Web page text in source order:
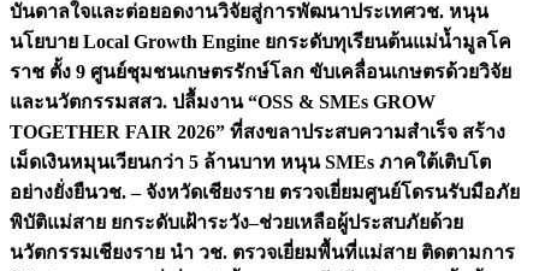
บันดาลใจและต่อยอดงานวิจัยสู่การพัฒนาประเทศวช. หนุน
นโยบาย Local Growth Engine ยกระดับทุเรียนต้นแม่น้ำมูลโค
ราช ตั้ง 9 ศูนย์ชุมชนเกษตรรักษ์โลก ขับเคลื่อนเกษตรด้วยวิจัย
และนวัตกรรมสสว. ปลื้มงาน “OSS & SMEs GROW
TOGETHER FAIR 2026” ที่สงขลาประสบความสำเร็จ สร้าง
เม็ดเงินหมุนเวียนกว่า 5 ล้านบาท หนุน SMEs ภาคใต้เติบโต
อย่างยั่งยืนวช. – จังหวัดเชียงราย ตรวจเยี่ยมศูนย์โดรนรับมือภัย
พิบัติแม่สาย ยกระดับเฝ้าระวัง–ช่วยเหลือผู้ประสบภัยด้วย
นวัตกรรมเชียงราย นำ วช. ตรวจเยี่ยมพื้นที่แม่สาย ติดตามการ